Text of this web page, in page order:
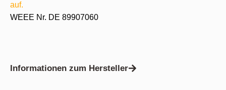
auf.
WEEE Nr. DE 89907060
Informationen zum Hersteller